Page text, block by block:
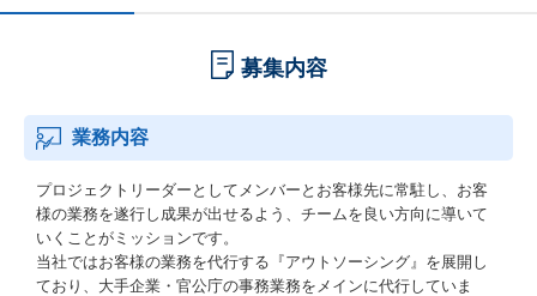
募集内容
業務内容
プロジェクトリーダーとしてメンバーとお客様先に常駐し、お客
様の業務を遂行し成果が出せるよう、チームを良い方向に導いて
いくことがミッションです。
当社ではお客様の業務を代行する『アウトソーシング』を展開し
ており、大手企業・官公庁の事務業務をメインに代行していま